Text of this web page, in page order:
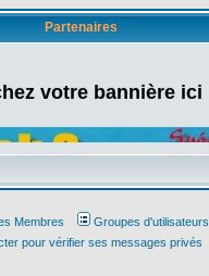
Partenaires
votre bannière ici
Membres Groupes d'utilisateurs
pour vérifier ses messages privés